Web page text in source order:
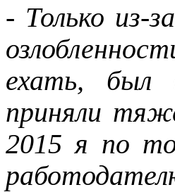
- Только
ехать, был
приняли
2015 я по